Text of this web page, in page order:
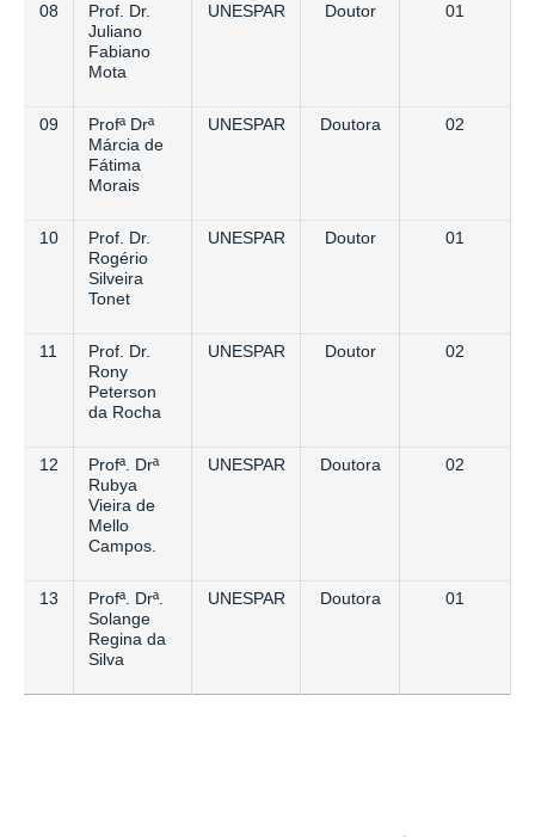
08
Prof. Dr.
Juliano
Fabiano
Mota
UNESPAR Doutor 01
09
Profª Drª
Márcia de
Fátima
Morais
UNESPAR Doutora 02
10
Prof. Dr.
Rogério
Silveira
Tonet
UNESPAR Doutor 01
11
Prof. Dr.
Rony
Peterson
da Rocha
UNESPAR Doutor 02
12
Profª. Drª
Rubya
Vieira de
Mello
Campos.
UNESPAR Doutora 02
13
Profª. Drª.
Solange
Regina da
Silva
UNESPAR Doutora 01